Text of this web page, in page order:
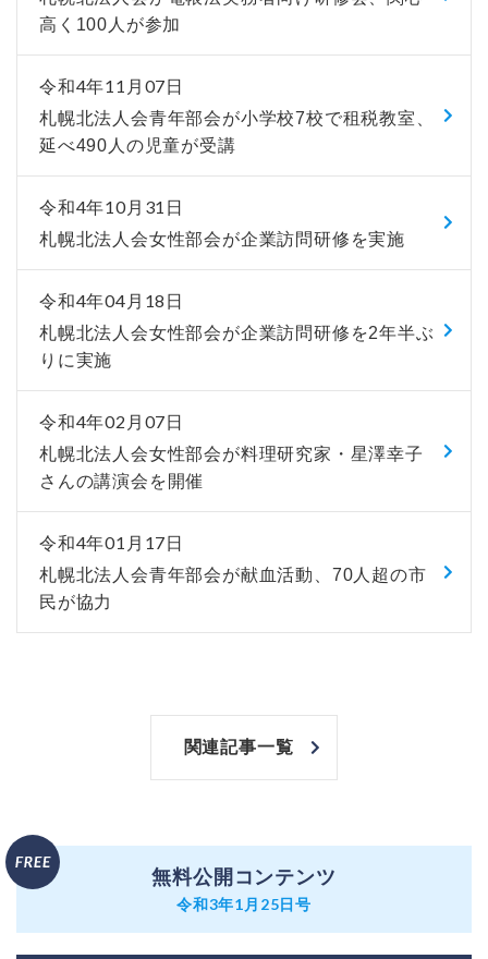
高く100人が参加
令和4年11月07日
札幌北法人会青年部会が小学校7校で租税教室、
延べ490人の児童が受講
令和4年10月31日
札幌北法人会女性部会が企業訪問研修を実施
令和4年04月18日
札幌北法人会女性部会が企業訪問研修を2年半ぶ
りに実施
令和4年02月07日
札幌北法人会女性部会が料理研究家・星澤幸子
さんの講演会を開催
令和4年01月17日
札幌北法人会青年部会が献血活動、70人超の市
民が協力
関連記事一覧
無料公開コンテンツ
令和3年1月25日号